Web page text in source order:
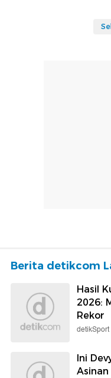
Berita detikcom
Hasil
2026:
Rekor
detikSport
Ini
Asinan